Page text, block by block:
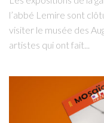
l’abbé Lemire sont
visiter le musée des
artistes qui ont fait...